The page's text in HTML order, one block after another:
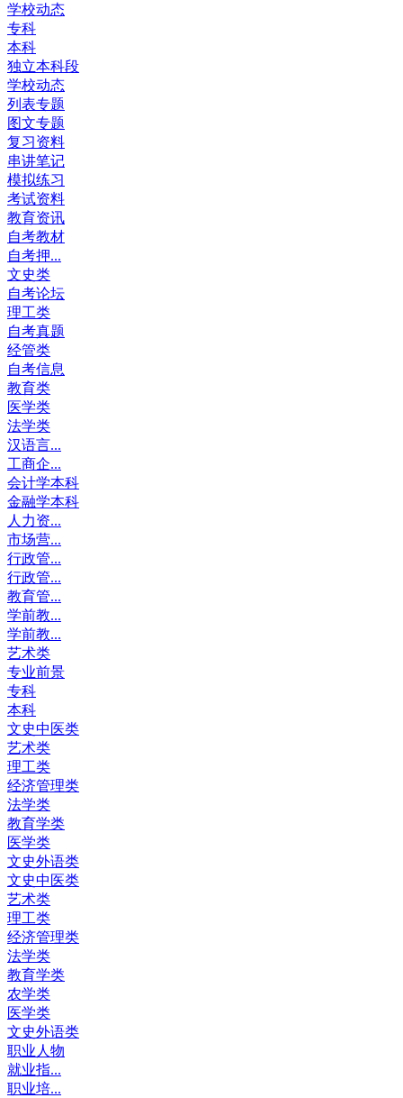
学校动态
专科
本科
独立本科段
学校动态
列表专题
图文专题
复习资料
串讲笔记
模拟练习
考试资料
教育资讯
自考教材
自考押...
文史类
自考论坛
理工类
自考真题
经管类
自考信息
教育类
医学类
法学类
汉语言...
工商企...
会计学本科
金融学本科
人力资...
市场营...
行政管...
行政管...
教育管...
学前教...
学前教...
艺术类
专业前景
专科
本科
文史中医类
艺术类
理工类
经济管理类
法学类
教育学类
医学类
文史外语类
文史中医类
艺术类
理工类
经济管理类
法学类
教育学类
农学类
医学类
文史外语类
职业人物
就业指...
职业培...